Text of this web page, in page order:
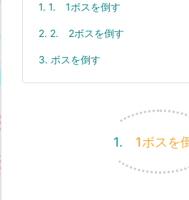
1. 1. 1ボスを倒す
2. 2. 2ボスを倒す
3. ボスを倒す
1. 1ボスを